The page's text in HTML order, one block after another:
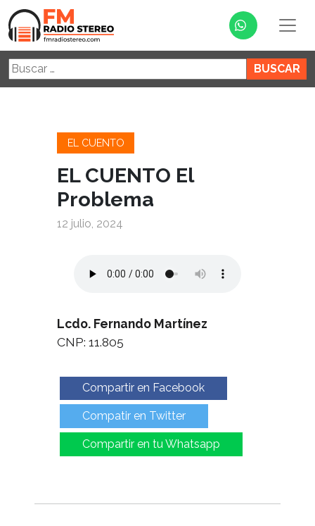
Buscar:
EL CUENTO
EL CUENTO El
Problema
12 julio, 2024
Lcdo. Fernando Martínez
CNP: 11.805
Compartir en Facebook
Compatir en Twitter
Compartir en tu Whatsapp